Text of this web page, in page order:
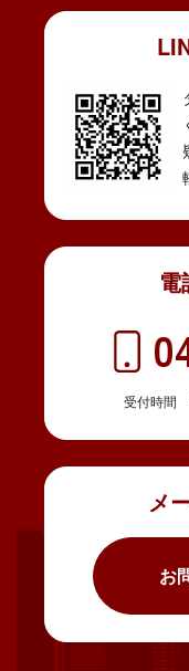
メ
お
受付時間